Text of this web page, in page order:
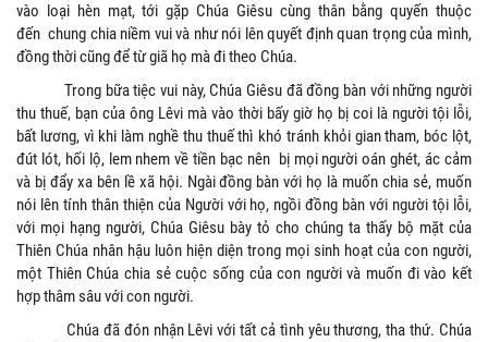
vào loại hèn mạt, tới gặp Chúa Giêsu cùng thân bằng quyến thuộc
đến chung chia niềm vui và như nói lên quyết định quan trọng của mình,
đồng thời cũng để từ giã họ mà đi theo Chúa.
Trong bữa tiệc vui này, Chúa Giêsu đã đồng bàn với những người
thu thuế, bạn của ông Lêvi mà vào thời bấy giờ họ bị coi là người tội lỗi,
bất lương, vì khi làm nghề thu thuế thì khó tránh khỏi gian tham, bóc lột,
đút lót, hối lộ, lem nhem về tiền bạc nên bị mọi người oán ghét, ác cảm
và bị đẩy xa bên lề xã hội. Ngài đồng bàn với họ là muốn chia sẻ, muốn
nói lên tính thân thiện của Người với họ, ngồi đồng bàn với người tội lỗi,
với mọi hạng người, Chúa Giêsu bày tỏ cho chúng ta thấy bộ mặt của
Thiên Chúa nhân hậu luôn hiện diện trong mọi sinh hoạt của con người,
một Thiên Chúa chia sẻ cuộc sống của con người và muốn đi vào kết
hợp thâm sâu với con người.
Chúa đã đón nhận Lêvi với tất cả tình yêu thương, tha thứ. Chúa